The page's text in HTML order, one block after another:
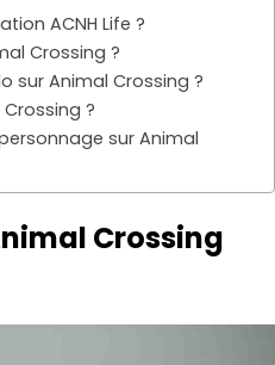
ACNH Life ?
Crossing ?
sur Animal Crossing ?
?
sur Animal
Crossing